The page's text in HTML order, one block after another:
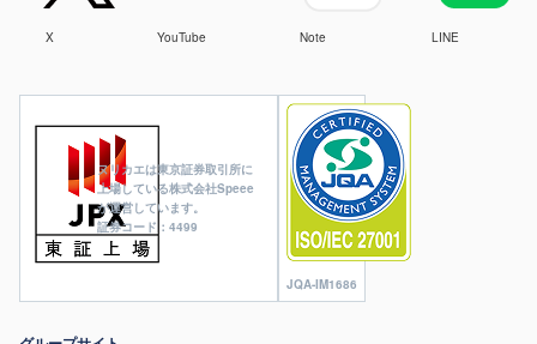
ヌリカエは東京証券取引所に
上場している株式会社Speee
が運営しています。
証券コード：4499
JQA-IM1686
X YouTube Note LINE